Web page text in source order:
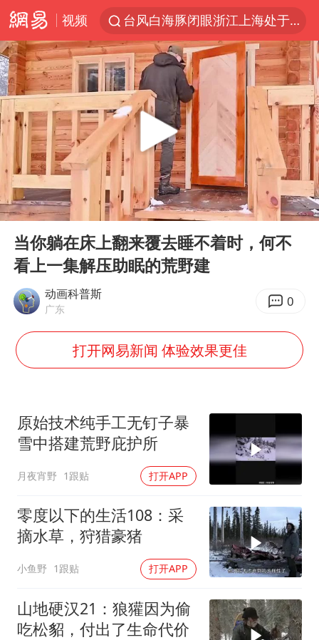
视频
台风白海豚闭眼浙江上海处于危险半圆
香港宏福苑火灾或由烟头引起
浙江金华：市民非必要不外出
网约车司机充电时猝死保险拒赔
中国父女泰国骑摩托车坠崖1死1伤
白海豚将正面袭击贯穿浙江
周末打虎 宋致远被查
浙江台州《告全体市民书》
上半年国内居民出游人次34.63亿
刘浩存百花奖开幕式红裙起舞
万岁山接盘烂尾恒大文旅城
泰国初中生饮弹自尽前开了26枪
“准2万亿”之城点名支持三所大学
习近平心系体育强国建设
Play
00:00 16:14
当你躺在床上翻来覆去睡不着时，何不
看上一集解压助眠的荒野建
动画科普斯
广东 0
打开网易新闻 体验效果更佳
原始技术纯手工无钉子暴
雪中搭建荒野庇护所
月夜宵野 1跟贴 打开APP
零度以下的生活108：采
摘水草，狩猎豪猪
小鱼野 1跟贴 打开APP
山地硬汉21：狼獾因为偷
吃松貂，付出了生命代价